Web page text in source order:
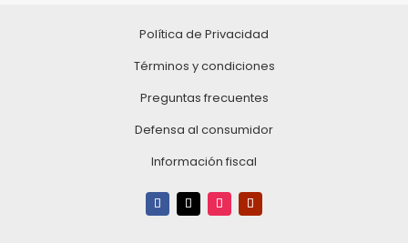
Política de Privacidad
Términos y condiciones
Preguntas frecuentes
Defensa al consumidor
Información fiscal